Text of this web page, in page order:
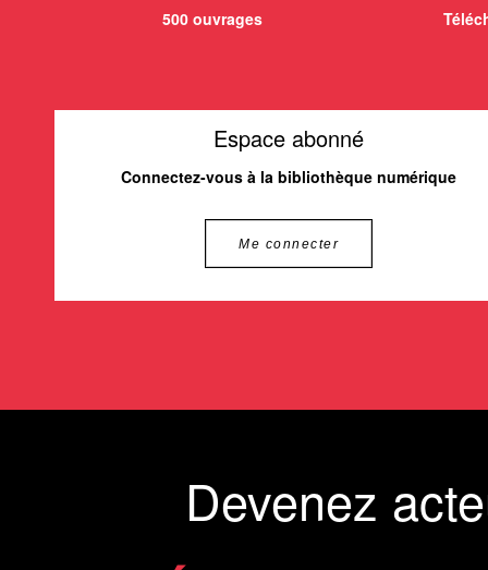
500 ouvrages
Espace abonné
Connectez-vous à la bibliothèque numérique
Me connecter
Devenez